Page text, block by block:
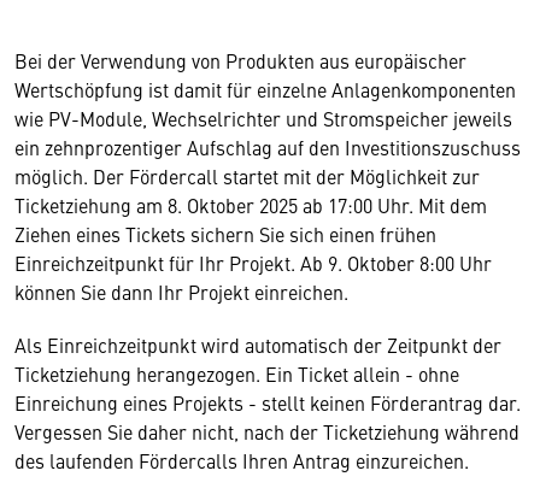
Bei der Verwendung von Produkten aus europäischer
Wertschöpfung ist damit für einzelne Anlagenkomponenten
wie PV-Module, Wechselrichter und Stromspeicher jeweils
ein zehnprozentiger Aufschlag auf den Investitionszuschuss
möglich. Der Fördercall startet mit der Möglichkeit zur
Ticketziehung am 8. Oktober 2025 ab 17:00 Uhr. Mit dem
Ziehen eines Tickets sichern Sie sich einen frühen
Einreichzeitpunkt für Ihr Projekt. Ab 9. Oktober 8:00 Uhr
können Sie dann Ihr Projekt einreichen.
Als Einreichzeitpunkt wird automatisch der Zeitpunkt der
Ticketziehung herangezogen. Ein Ticket allein - ohne
Einreichung eines Projekts - stellt keinen Förderantrag dar.
Vergessen Sie daher nicht, nach der Ticketziehung während
des laufenden Fördercalls Ihren Antrag einzureichen.